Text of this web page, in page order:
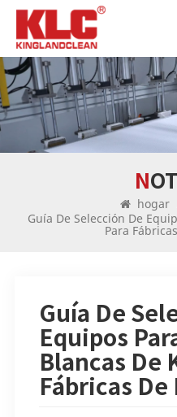
hogar
Guía De Selección De
Para
Guía De
Equipos
Blancas De
Fábricas